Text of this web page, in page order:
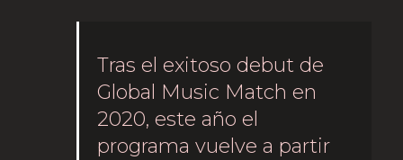
Tras el exitoso debut de
Global Music Match en
2020, este año el
programa vuelve a partir